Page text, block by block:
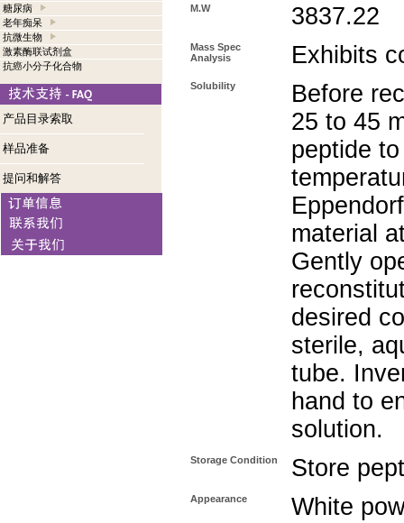
糖尿病
老年痴呆
抗微生物
激素酶联试剂盒
抗癌小分子化合物
产品目录索取
样品准备
提问和解答
M.W 3837.22
Mass Spec
Analysis
Exhibits
Solubility
Before
25 to 45
peptide
material
Gently
desired
sterile,
tube.
hand to
solution.
Storage Condition Store
Appearance White